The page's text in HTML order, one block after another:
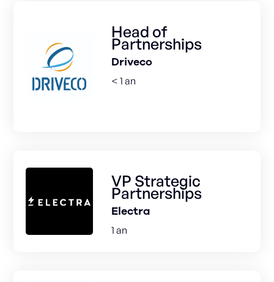
Head of
Partnerships
Driveco
< 1 an
VP Strategic
Partnerships
Electra
1 an